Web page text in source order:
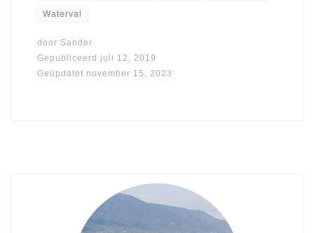
Waterval
door Sander
Gepubliceerd juli 12, 2019
Geüpdatet november 15, 2023